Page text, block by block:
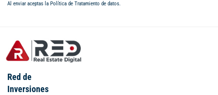
Al enviar aceptas la Política de Tratamiento de datos.
Red de
Inversiones